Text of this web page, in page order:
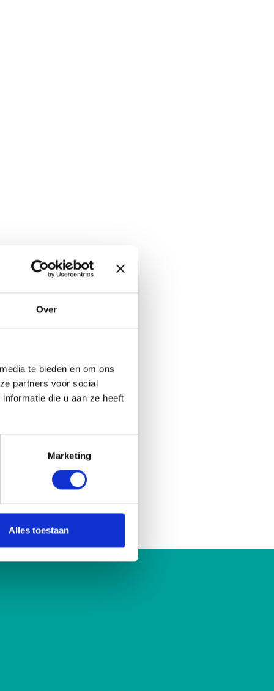
Over
te bieden en om ons
partners voor social
die u aan ze heeft
Marketing
Alles toestaan